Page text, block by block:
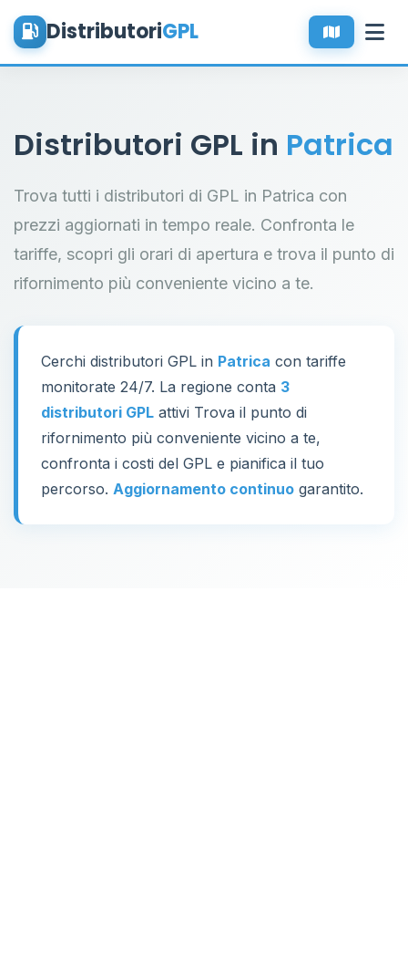
DistributoriGPL
Distributori GPL in Patrica
Trova tutti i distributori di GPL in Patrica con
prezzi aggiornati in tempo reale. Confronta le
tariffe, scopri gli orari di apertura e trova il punto di
rifornimento più conveniente vicino a te.
Cerchi distributori GPL in Patrica con tariffe
monitorate 24/7. La regione conta 3
distributori GPL attivi Trova il punto di
rifornimento più conveniente vicino a te,
confronta i costi del GPL e pianifica il tuo
percorso. Aggiornamento continuo garantito.